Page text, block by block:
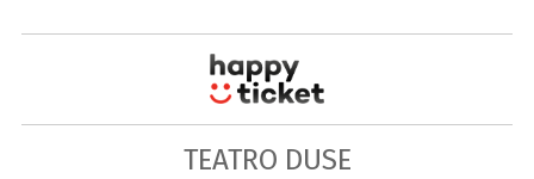
TEATRO DUSE